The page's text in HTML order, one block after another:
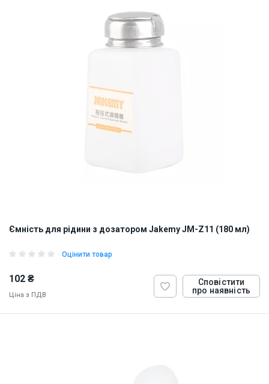
Ємність для рідини з дозатором Jakemy JM-Z11 (180 мл)
Оцінити товар
102 ₴
Ціна з ПДВ
Сповістити
про наявність